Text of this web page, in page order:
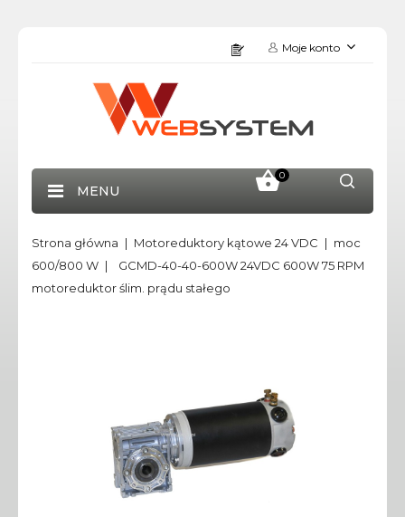
Moje konto
0
MENU
Strona główna Motoreduktory kątowe 24 VDC
moc
600/800 W
GCMD-40-40-600W 24VDC 600W 75 RPM
motoreduktor ślim. prądu stałego